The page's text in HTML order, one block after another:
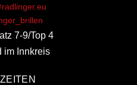
7-9/Top 4
im Innkreis